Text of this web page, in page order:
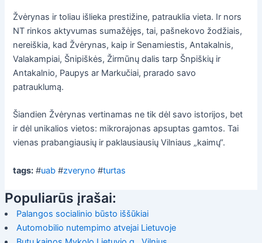
Žvėrynas ir toliau išlieka prestižine, patrauklia vieta. Ir nors
NT rinkos aktyvumas sumažėjęs, tai, pašnekovo žodžiais,
nereiškia, kad Žvėrynas, kaip ir Senamiestis, Antakalnis,
Valakampiai, Šnipiškės, Žirmūnų dalis tarp Šnpiškių ir
Antakalnio, Paupys ar Markučiai, prarado savo
patrauklumą.
Šiandien Žvėrynas vertinamas ne tik dėl savo istorijos, bet
ir dėl unikalios vietos: mikrorajonas apsuptas gamtos. Tai
vienas prabangiausių ir paklausiausių Vilniaus „kaimų“.
tags: #uab #zveryno #turtas
Populiarūs įrašai:
Palangos socialinio būsto iššūkiai
Automobilio nutempimo atvejai Lietuvoje